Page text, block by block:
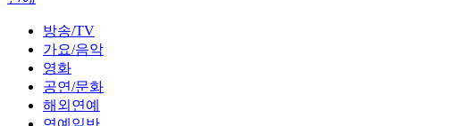
방송/TV
가요/음악
영화
공연/문화
해외연예